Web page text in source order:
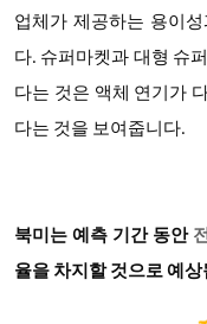
업체가 제공하는 용이
다. 슈퍼마켓과 대형 슈
다는 것은 액체 연기가
다는 것을 보여줍니다.
북미는 예측 기간 동안
율을 차지할 것으로 예